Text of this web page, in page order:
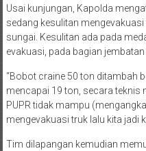
Usai kunjungan, Kapolda
sedang kesulitan
sungai. Kesulitan ada pada
evakuasi, pada bagian
“Bobot craine 50 ton ditambah
mencapai 19 ton, secara teknis
PUPR tidak mampu
mengevakuasi truk lalu kita jadi
Tim dilapangan kemudian